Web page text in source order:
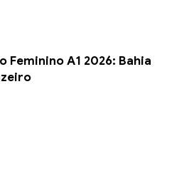
Feminino A1 2026: Bahia